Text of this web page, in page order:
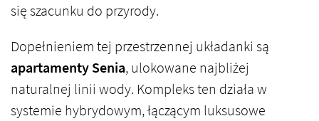
się szacunku do przyrody.
Dopełnieniem tej przestrzennej układanki są
apartamenty Senia, ulokowane najbliżej
naturalnej linii wody. Kompleks ten działa w
systemie hybrydowym, łączącym luksusowe